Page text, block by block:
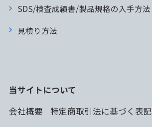
SDS/検査成績書/製品規格の入手方法
見積り方法
当サイトについて
会社概要
特定商取引法に基づく表記